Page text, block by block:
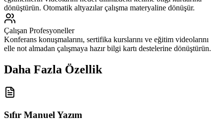
dönüştürün. Otomatik altyazılar çalışma materyaline dönüşür.
Çalışan Profesyoneller
Konferans konuşmalarını, sertifika kurslarını ve eğitim videolarını
elle not almadan çalışmaya hazır bilgi kartı destelerine dönüştürün.
Daha Fazla Özellik
Sıfır Manuel Yazım